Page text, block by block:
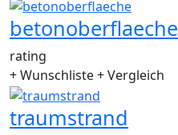
betonoberflaeche
rating
+ Wunschliste+ Vergleich
traumstrand